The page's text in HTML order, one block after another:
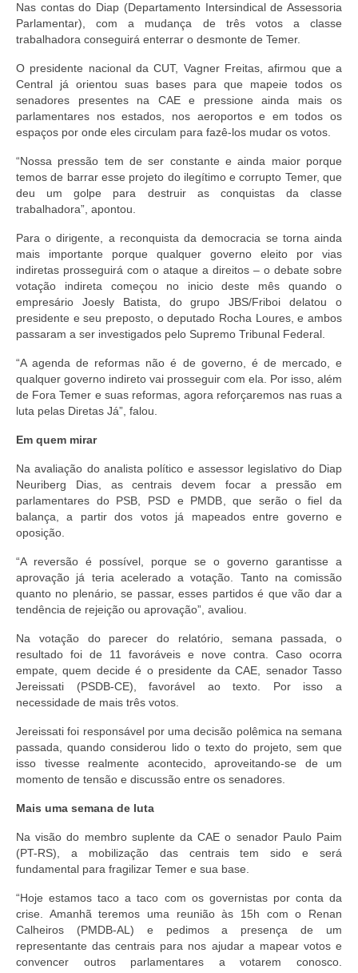
Nas contas do Diap (Departamento Intersindical de Assessoria
Parlamentar), com a mudança de três votos a classe
trabalhadora conseguirá enterrar o desmonte de Temer.
O presidente nacional da CUT, Vagner Freitas, afirmou que a
Central já orientou suas bases para que mapeie todos os
senadores presentes na CAE e pressione ainda mais os
parlamentares nos estados, nos aeroportos e em todos os
espaços por onde eles circulam para fazê-los mudar os votos.
“Nossa pressão tem de ser constante e ainda maior porque
temos de barrar esse projeto do ilegítimo e corrupto Temer, que
deu um golpe para destruir as conquistas da classe
trabalhadora”, apontou.
Para o dirigente, a reconquista da democracia se torna ainda
mais importante porque qualquer governo eleito por vias
indiretas prosseguirá com o ataque a direitos – o debate sobre
votação indireta começou no inicio deste mês quando o
empresário Joesly Batista, do grupo JBS/Friboi delatou o
presidente e seu preposto, o deputado Rocha Loures, e ambos
passaram a ser investigados pelo Supremo Tribunal Federal.
“A agenda de reformas não é de governo, é de mercado, e
qualquer governo indireto vai prosseguir com ela. Por isso, além
de Fora Temer e suas reformas, agora reforçaremos nas ruas a
luta pelas Diretas Já”, falou.
Em quem mirar
Na avaliação do analista político e assessor legislativo do Diap
Neuriberg Dias, as centrais devem focar a pressão em
parlamentares do PSB, PSD e PMDB, que serão o fiel da
balança, a partir dos votos já mapeados entre governo e
oposição.
“A reversão é possível, porque se o governo garantisse a
aprovação já teria acelerado a votação. Tanto na comissão
quanto no plenário, se passar, esses partidos é que vão dar a
tendência de rejeição ou aprovação”, avaliou.
Na votação do parecer do relatório, semana passada, o
resultado foi de 11 favoráveis e nove contra. Caso ocorra
empate, quem decide é o presidente da CAE, senador Tasso
Jereissati (PSDB-CE), favorável ao texto. Por isso a
necessidade de mais três votos.
Jereissati foi responsável por uma decisão polêmica na semana
passada, quando considerou lido o texto do projeto, sem que
isso tivesse realmente acontecido, aproveitando-se de um
momento de tensão e discussão entre os senadores.
Mais uma semana de luta
Na visão do membro suplente da CAE o senador Paulo Paim
(PT-RS), a mobilização das centrais tem sido e será
fundamental para fragilizar Temer e sua base.
“Hoje estamos taco a taco com os governistas por conta da
crise. Amanhã teremos uma reunião às 15h com o Renan
Calheiros (PMDB-AL) e pedimos a presença de um
representante das centrais para nos ajudar a mapear votos e
convencer outros parlamentares a votarem conosco.